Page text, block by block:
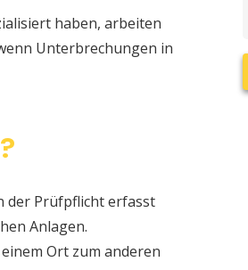
haben, arbeiten
Unterbrechungen in
der Prüfpflicht erfasst
Anlagen.
Ort zum anderen